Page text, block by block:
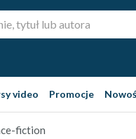
video Promocje
fiction